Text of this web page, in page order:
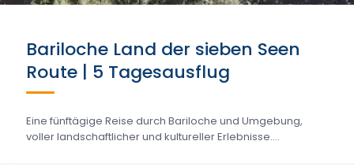
Bariloche Land der sieben Seen
Route | 5 Tagesausflug
Eine fünftägige Reise durch Bariloche und Umgebung,
voller landschaftlicher und kultureller Erlebnisse....